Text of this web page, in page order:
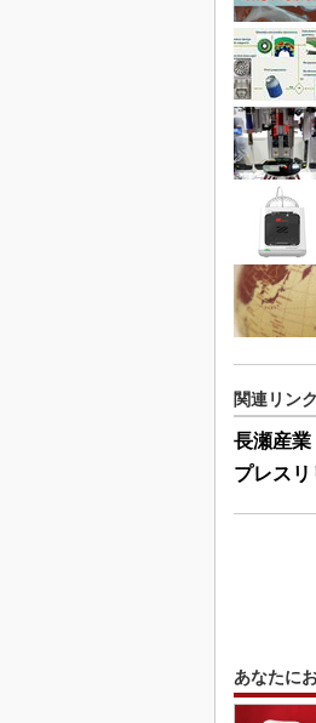
関連リンク
長瀬産業
プレスリ
あなたに